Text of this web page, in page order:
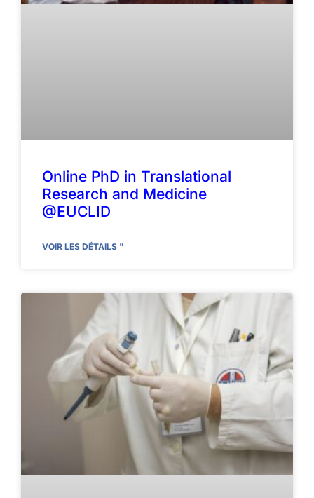
Online PhD in Translational
Research and Medicine
@EUCLID
VOIR LES DÉTAILS "